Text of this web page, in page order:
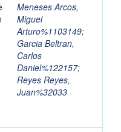
Meneses Arcos,
Miguel
Arturo%1103149;
Garcia Beltran,
Carlos
Daniel%122157;
Reyes Reyes,
Juan%32033